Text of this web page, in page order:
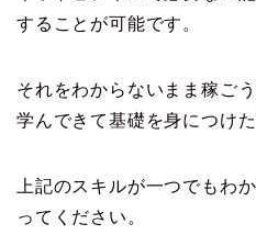
することが可能です。
それをわからないまま稼ご
学んできて基礎を身につけ
上記のスキルが一つでもわ
ってください。